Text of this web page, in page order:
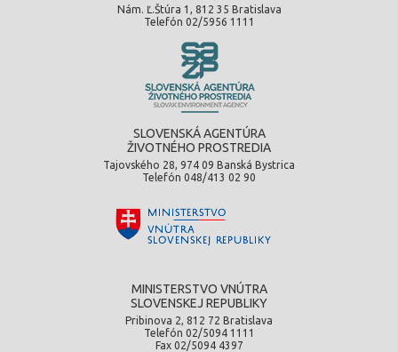
Nám. Ľ.Štúra 1, 812 35 Bratislava
Telefón 02/5956 1111
SLOVENSKÁ AGENTÚRA
ŽIVOTNÉHO PROSTREDIA
Tajovského 28, 974 09 Banská Bystrica
Telefón 048/413 02 90
MINISTERSTVO VNÚTRA
SLOVENSKEJ REPUBLIKY
Pribinova 2, 812 72 Bratislava
Telefón 02/5094 1111
Fax 02/5094 4397